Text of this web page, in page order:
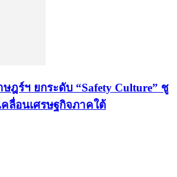
ฎร์ฯ ยกระดับ “Safety Culture” ชู
คลื่อนเศรษฐกิจภาคใต้